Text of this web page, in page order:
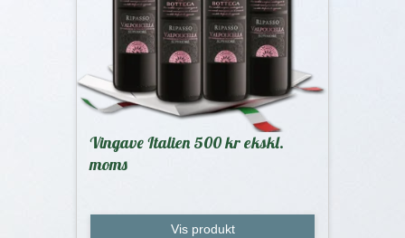
Vingave Italien 500 kr ekskl.
moms
Vis produkt